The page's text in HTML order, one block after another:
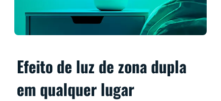
Efeito de luz de zona dupla
em qualquer lugar